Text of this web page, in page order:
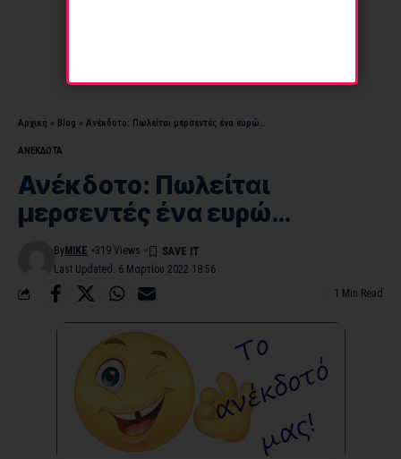
Αρχική » Blog » Ανέκδοτο: Πωλείται μερσεντές ένα ευρώ…
ΑΝΕΚΔΟΤΑ
Ανέκδοτο: Πωλείται
μερσεντές ένα ευρώ…
Last Updated: 6 Μαρτίου 2022 18:56
By MIKE 319 Views
1 Min Read